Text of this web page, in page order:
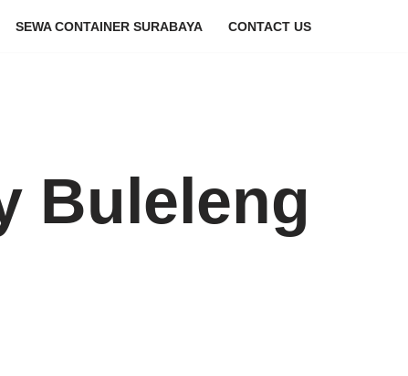
SEWA CONTAINER SURABAYA CONTACT US
Buleleng